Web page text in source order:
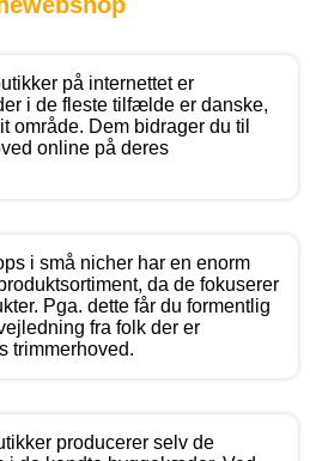
på internettet er
i de fleste tilfælde er danske,
område. Dem bidrager du til
online på deres
i små nicher har en enorm
da de fokuserer
Pga. dette får du formentlig
fra folk der er
trimmerhoved.
producerer selv de